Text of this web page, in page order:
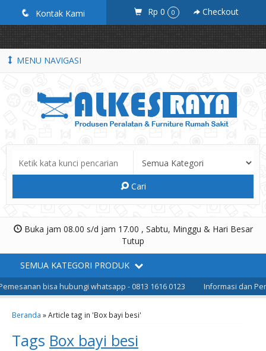
google-site-verification=_ByKEbGnuU0BE5636k9ziF71D8tEYXZhLnd-
p7x6khM
q Kontak Kami Rp 0 0 Checkout
MENU NAVIGASI
Cari
Buka jam 08.00 s/d jam 17.00 , Sabtu, Minggu & Hari Besar
Tutup
SEMUA KATEGORI PRODUK
bisa hubungi whatsapp - 0813 1616 0123 Informasi dan
Beranda »Article tag in 'Box bayi besi'
Tags Box bayi besi